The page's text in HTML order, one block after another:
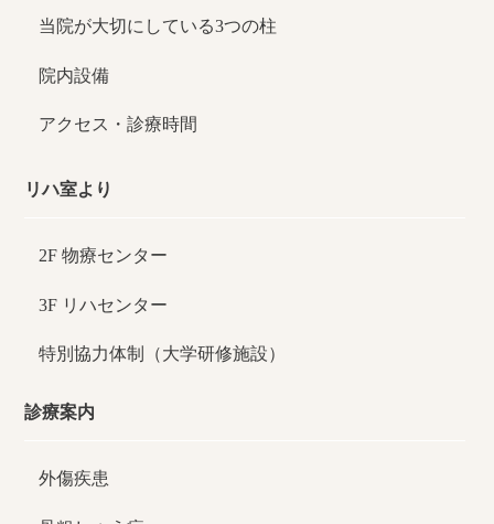
当院が大切にしている3つの柱
院内設備
アクセス・診療時間
リハ室より
2F 物療センター
3F リハセンター
特別協力体制（大学研修施設）
診療案内
外傷疾患